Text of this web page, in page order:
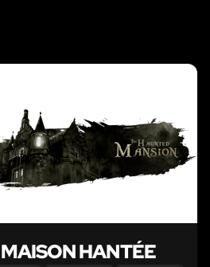
HANTÉE